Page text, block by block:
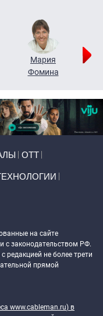
Мария
Фомина
ОТТ
на сайте
с законодательством РФ.
редакцией не более трети
прямой
www.cableman.ru) в